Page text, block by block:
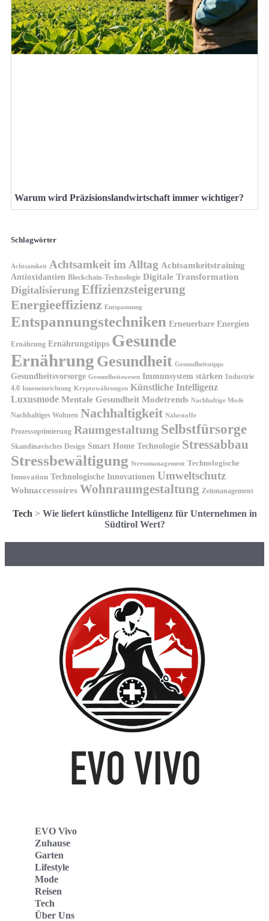
Warum wird Präzisionslandwirtschaft immer wichtiger?
Schlagwörter
Achtsamkeit Achtsamkeit im Alltag Achtsamkeitstraining
Antioxidantien Blockchain-Technologie Digitale Transformation
Digitalisierung Effizienzsteigerung
Energieeffizienz Entspannung
Entspannungstechniken Erneuerbare Energien
Ernährung Ernährungstipps Gesunde
Ernährung Gesundheit Gesundheitstipps
Gesundheitsvorsorge Gesundheitswesen Immunsystem stärken Industrie
4.0 Inneneinrichtung Kryptowährungen Künstliche Intelligenz
Luxusmode Mentale Gesundheit Modetrends Nachhaltige Mode
Nachhaltiges Wohnen Nachhaltigkeit Nährstoffe
Prozessoptimierung Raumgestaltung Selbstfürsorge
Skandinavisches Design Smart Home Technologie Stressabbau
Stressbewältigung Stressmanagement Technologische
Innovation Technologische Innovationen Umweltschutz
Wohnaccessoires Wohnraumgestaltung Zeitmanagement
Tech > Wie liefert künstliche Intelligenz für Unternehmen in
Südtirol Wert?
EVO Vivo
Zuhause
Garten
Lifestyle
Mode
Reisen
Tech
Über Uns